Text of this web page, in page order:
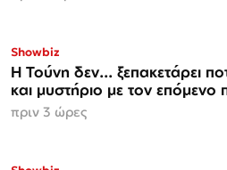
Showbiz
Η Τούνη δεν... ξεπακετάρει ποτέ! - Νέα
και μυστήριο με τον επόμενο
πριν 3 ώρες